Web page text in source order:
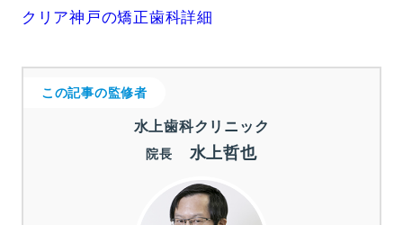
クリア神戸の矯正歯科詳細
この記事の監修者
水上歯科クリニック
院長 水上哲也